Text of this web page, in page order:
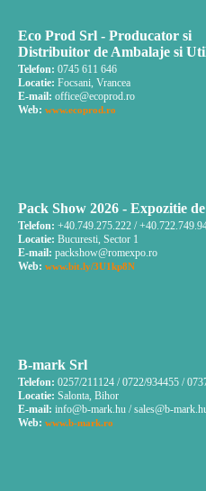
Eco Prod Srl - Producator si
Distribuitor de Ambalaje si
Telefon: 0745 611 646
Locatie: Focsani, Vrancea
E-mail: office@ecoprod.ro
Web: www.ecoprod.ro
Pack Show 2026 - Expozitie
Telefon: +40.749.275.222 /
Locatie: Bucuresti, Sector 1
E-mail: packshow@romexpo.ro
Web: www.bit.ly/3U1kp8N
B-mark Srl
Telefon: 0257/211124 / 0722/934455 /
Locatie: Salonta, Bihor
E-mail: info@b-mark.hu / sales@b-
Web: www.b-mark.ro